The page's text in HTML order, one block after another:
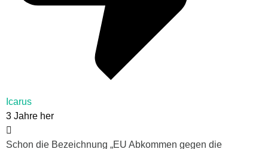
Icarus
3 Jahre her
Schon die Bezeichnung „EU Abkommen gegen die